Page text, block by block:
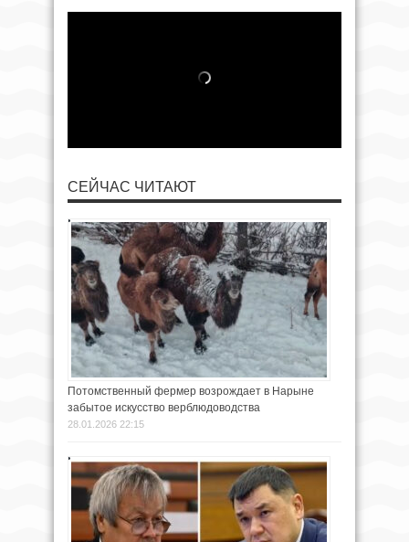
СЕЙЧАС ЧИТАЮТ
Потомственный фермер возрождает в Нарыне
забытое искусство верблюдоводства
28.01.2026 22:15